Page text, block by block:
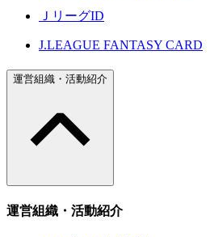
ＪリーグID
J.LEAGUE FANTASY CARD
運営組織・活動紹介
運営組織・活動紹介